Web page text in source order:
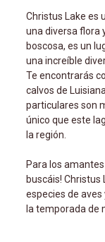
Christus Lake es un agradable paseo familiar, rodeado de
una diversa flora
boscosa, es un
una increíble
Te encontrarás
calvos de
particulares son
único que este
la región.
Para los
buscáis!
especies de
la temporada de